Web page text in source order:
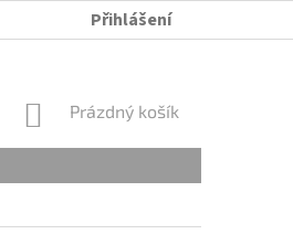
OBCHODNÍ PODMÍNKY
Přihlášení
NÁKUPNÍ
Prázdný košík